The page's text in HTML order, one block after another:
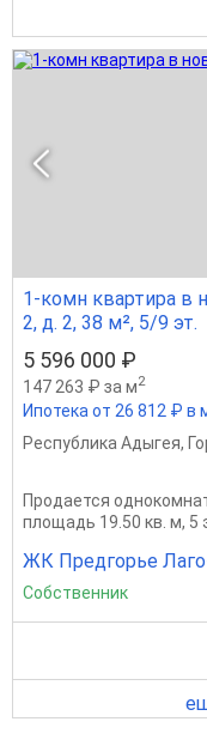
1-комн квартира в
2, д. 2, 38 м², 5/9 эт.
5 596 000 ₽
147 263 ₽ за м2
Ипотека от 26 812 ₽ в
Республика Адыгея,
Продается
площадь 19.50 кв. м, 5
ЖК Предгорье
Собственник